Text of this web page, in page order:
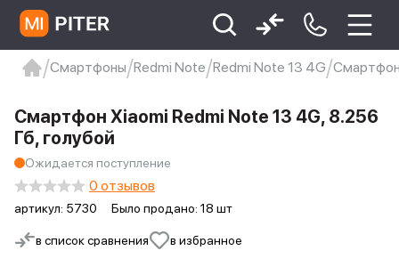
Xiaomi 9 про
xiaomi redmi 12c
Смартфоны Redmi Note Redmi Note 13 4G Смартфон
в список сравнения в избранное
Смартфон Xiaomi Redmi Note 13 4G, 8.256
Гб, голубой
Ожидается поступление
артикул: 5730 Было продано: 18 шт
0 отзывов